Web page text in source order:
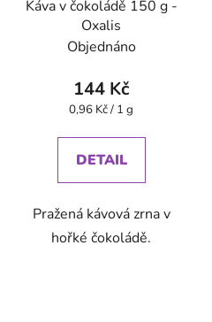
Káva v čokoládě 150 g -
Oxalis
Objednáno
144 Kč
Měrná
0,96 Kč / 1 g
DETAIL
Pražená kávová zrna v
hořké čokoládě.